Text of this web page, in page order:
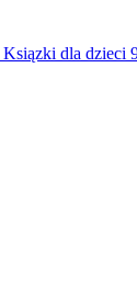
Ksiązki dla dzieci